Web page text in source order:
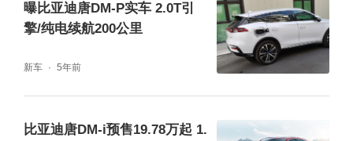
曝比亚迪唐DM-P实车 2.0T引
擎/纯电续航200公里
新车 5年前
比亚迪唐DM-i预售19.78万起 1.